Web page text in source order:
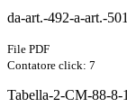
da-art.-492-a-art.-
File PDF
Contatore click: 7
Tabella-2-CM-88-8-